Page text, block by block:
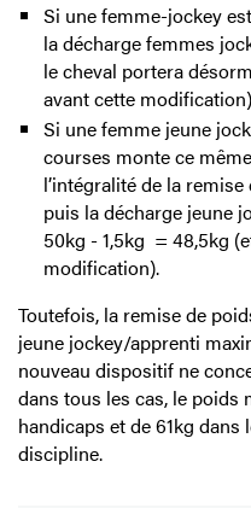
Si une femme-jockey
la décharge femmes
le cheval portera
avant cette
Si une femme jeune
courses monte ce
l’intégralité de la
puis la décharge jeune
50kg - 1,5kg = 48,5kg
modification).
Toutefois, la remise de
jeune jockey/apprenti
nouveau dispositif ne
dans tous les cas, le poids
handicaps et de 61kg
discipline.